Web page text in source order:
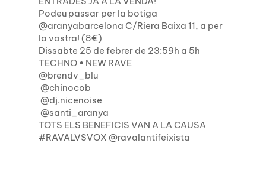
Podeu passar per la botiga
@aranyabarcelona C/Riera Baixa 11, a per
la vostra! (8€)
Dissabte 25 de febrer de 23:59h a 5h
TECHNO • NEW RAVE
@brendv_blu
@chinocob
@dj.nicenoise
@santi_aranya
TOTS ELS BENEFICIS VAN A LA CAUSA
#RAVALVSVOX @ravalantifeixista